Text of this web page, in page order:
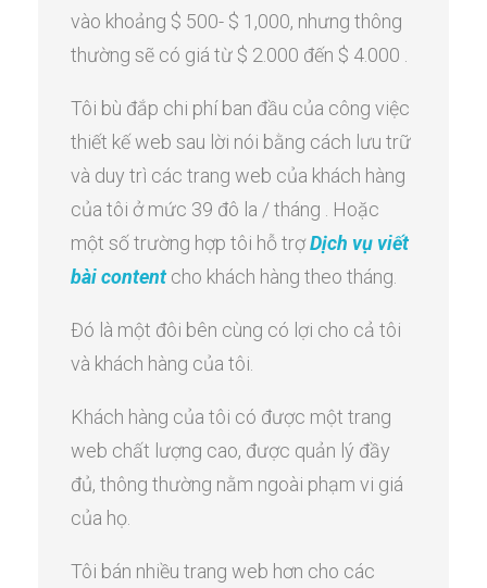
vào khoảng $ 500- $ 1,000, nhưng thông
thường sẽ có giá từ $ 2.000 đến $ 4.000 .
Tôi bù đắp chi phí ban đầu của công việc
thiết kế web sau lời nói bằng cách lưu trữ
và duy trì các trang web của khách hàng
của tôi ở mức 39 ​​đô la / tháng . Hoặc
một số trường hợp tôi hỗ trợDịch vụ viết
bài contentcho khách hàng theo tháng.
Đó là một đôi bên cùng có lợi cho cả tôi
và khách hàng của tôi.
Khách hàng của tôi có được một trang
web chất lượng cao, được quản lý đầy
đủ, thông thường nằm ngoài phạm vi giá
của họ.
Tôi bán nhiều trang web hơn cho các